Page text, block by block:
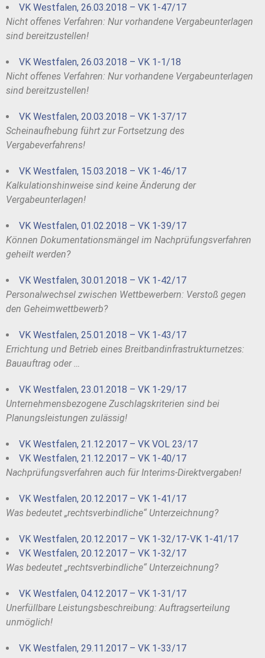
VK Westfalen, 26.03.2018 – VK 1-47/17
Nicht offenes Verfahren: Nur vorhandene Vergabeunterlagen
sind bereitzustellen!
VK Westfalen, 26.03.2018 – VK 1-1/18
Nicht offenes Verfahren: Nur vorhandene Vergabeunterlagen
sind bereitzustellen!
VK Westfalen, 20.03.2018 – VK 1-37/17
Scheinaufhebung führt zur Fortsetzung des
Vergabeverfahrens!
VK Westfalen, 15.03.2018 – VK 1-46/17
Kalkulationshinweise sind keine Änderung der
Vergabeunterlagen!
VK Westfalen, 01.02.2018 – VK 1-39/17
Können Dokumentationsmängel im Nachprüfungsverfahren
geheilt werden?
VK Westfalen, 30.01.2018 – VK 1-42/17
Personalwechsel zwischen Wettbewerbern: Verstoß gegen
den Geheimwettbewerb?
VK Westfalen, 25.01.2018 – VK 1-43/17
Errichtung und Betrieb eines Breitbandinfrastrukturnetzes:
Bauauftrag oder …
VK Westfalen, 23.01.2018 – VK 1-29/17
Unternehmensbezogene Zuschlagskriterien sind bei
Planungsleistungen zulässig!
VK Westfalen, 21.12.2017 – VK VOL 23/17
VK Westfalen, 21.12.2017 – VK 1-40/17
Nachprüfungsverfahren auch für Interims-Direktvergaben!
VK Westfalen, 20.12.2017 – VK 1-41/17
Was bedeutet „rechtsverbindliche“ Unterzeichnung?
VK Westfalen, 20.12.2017 – VK 1-32/17-VK 1-41/17
VK Westfalen, 20.12.2017 – VK 1-32/17
Was bedeutet „rechtsverbindliche“ Unterzeichnung?
VK Westfalen, 04.12.2017 – VK 1-31/17
Unerfüllbare Leistungsbeschreibung: Auftragserteilung
unmöglich!
VK Westfalen, 29.11.2017 – VK 1-33/17